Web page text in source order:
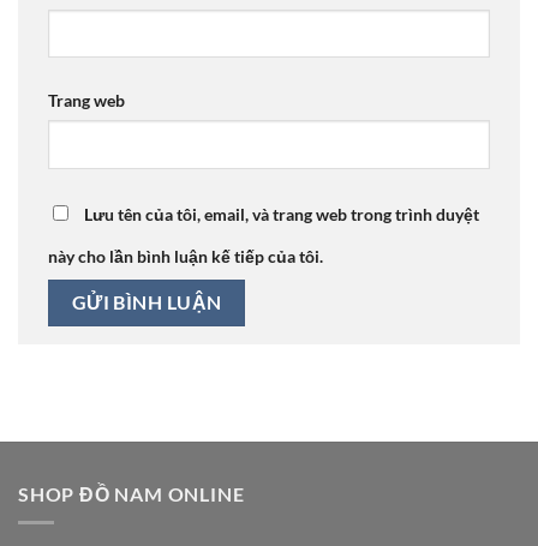
Trang web
Lưu tên của tôi, email, và trang web trong trình duyệt
này cho lần bình luận kế tiếp của tôi.
SHOP ĐỒ NAM ONLINE